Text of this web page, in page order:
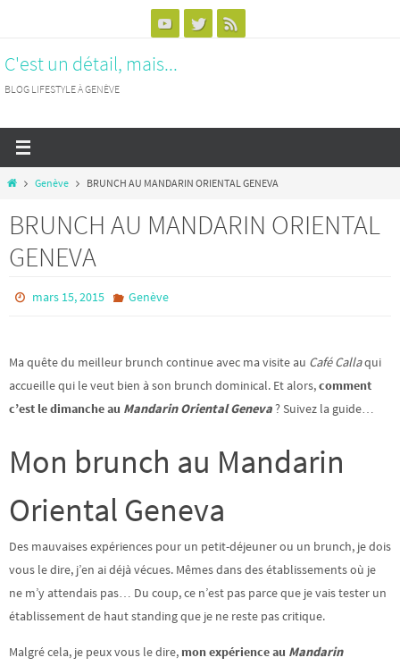
le
contenu
C'est un détail, mais...
BLOG LIFESTYLE À GENÈVE
HomeGenève BRUNCH AU MANDARIN ORIENTAL GENEVA
BRUNCH AU MANDARIN ORIENTAL
GENEVA
mars 15, 2015 Genève
Ma quête du meilleur brunch continue avec ma visite au Café Callaqui
accueille qui le veut bien à son brunch dominical. Et alors,comment
c’est le dimanche au Mandarin Oriental Geneva? Suivez la guide…
Mon brunch au Mandarin
Oriental Geneva
Des mauvaises expériences pour un petit-déjeuner ou un brunch, je dois
vous le dire, j’en ai déjà vécues. Mêmes dans des établissements où je
ne m’y attendais pas… Du coup, ce n’est pas parce que je vais tester un
établissement de haut standing que je ne reste pas critique.
Malgré cela, je peux vous le dire, mon expérience au Mandarin